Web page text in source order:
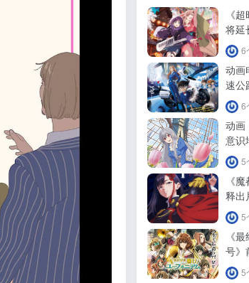
《
将延
加「
6
动画
速公
预告6
动画
意识
预告5
《
释出
ビー5
《
号》
片！ 5